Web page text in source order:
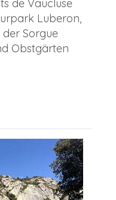
de Vaucluse
Luberon,
Sorgue
Obstgärten